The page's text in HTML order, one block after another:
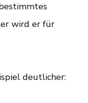
wird er für
deutlicher: